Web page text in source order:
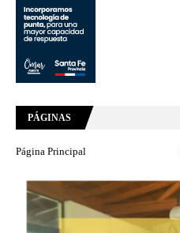
PÁGINAS
Página Principal